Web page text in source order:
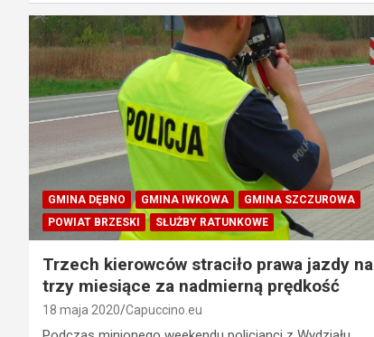
GMINA DĘBNO GMINA IWKOWA
GMINA SZCZUROWA
POWIAT BRZESKI
SŁUŻBY RATUNKOWE
Trzech kierowców straciło prawa jazdy na
trzy miesiące za nadmierną prędkość
18 maja 2020 Capuccino.eu